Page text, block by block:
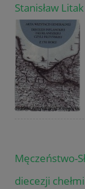
Stanisław Litak
Męczeństwo-
diecezji